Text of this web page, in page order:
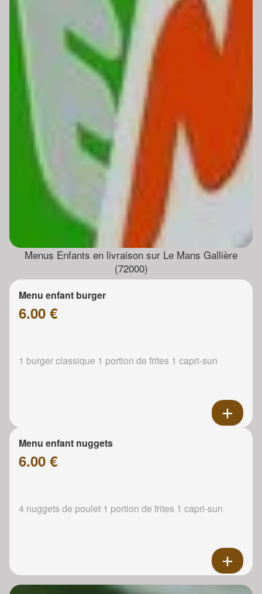
Menus Enfants en livraison sur Le Mans Gallière
(72000)
Menu enfant burger
6.00 €
1 burger classique 1 portion de frites 1 capri-sun
Menu enfant nuggets
6.00 €
4 nuggets de poulet 1 portion de frites 1 capri-sun